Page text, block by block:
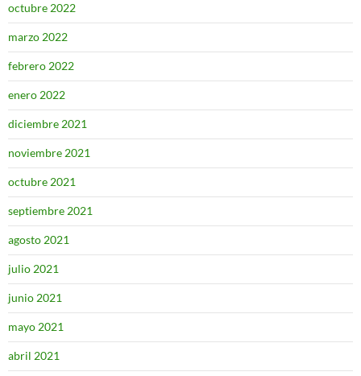
octubre 2022
marzo 2022
febrero 2022
enero 2022
diciembre 2021
noviembre 2021
octubre 2021
septiembre 2021
agosto 2021
julio 2021
junio 2021
mayo 2021
abril 2021